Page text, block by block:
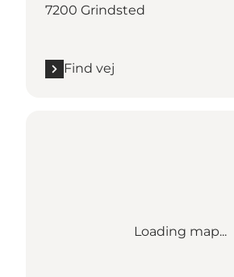
7200 Grindsted
Find vej
Loading map...